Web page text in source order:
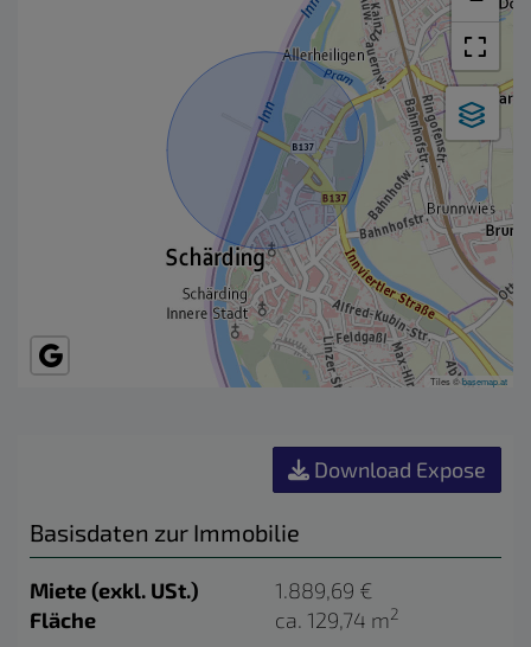
Tiles ©basemap.at
Download Expose
Basisdaten zur Immobilie
Miete (exkl. USt.)
1.889,69 €
Fläche
ca. 129,74 m2